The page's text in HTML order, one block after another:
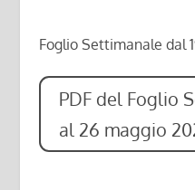
Foglio Settimanale dal
PDF del Foglio
al 26 maggio